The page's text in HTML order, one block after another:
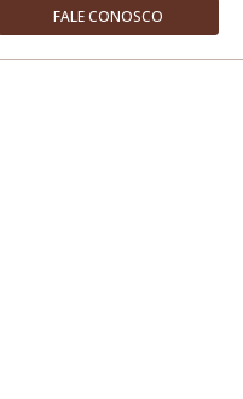
FALE CONOSCO